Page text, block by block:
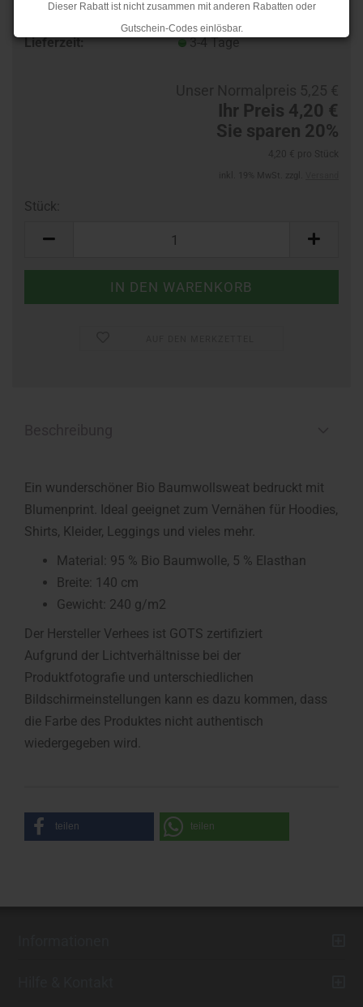
Dieser Rabatt ist nicht zusammen mit anderen Rabatten oder
Gutschein-Codes einlösbar.
.
Lieferzeit:
3-4 Tage
Ihr Preis 4,20 €
Sie sparen 20%
Stück:
Ein wunderschöner Bio Baumwollsweat bedruckt mit
Blumenprint. Ideal geeignet zum Vernähen für Hoodies,
Shirts, Kleider, Leggings und vieles mehr.
Material: 95 % Bio Baumwolle, 5 % Elasthan
Breite: 140 cm
Gewicht: 240 g/m2
Der Hersteller Verhees ist GOTS zertifiziert
Aufgrund der Lichtverhältnisse bei der
Produktfotografie und unterschiedlichen
Bildschirmeinstellungen kann es dazu kommen, dass
die Farbe des Produktes nicht authentisch
wiedergegeben wird.
teilen teilen